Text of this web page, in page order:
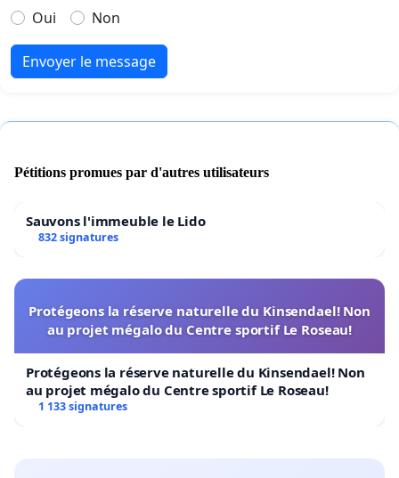
Oui
Non
Envoyer le message
Pétitions promues par d'autres utilisateurs
Sauvons l'immeuble le Lido
832 signatures
Protégeons la réserve naturelle du Kinsendael! Non
au projet mégalo du Centre sportif Le Roseau!
Protégeons la réserve naturelle du Kinsendael! Non
au projet mégalo du Centre sportif Le Roseau!
1 133 signatures